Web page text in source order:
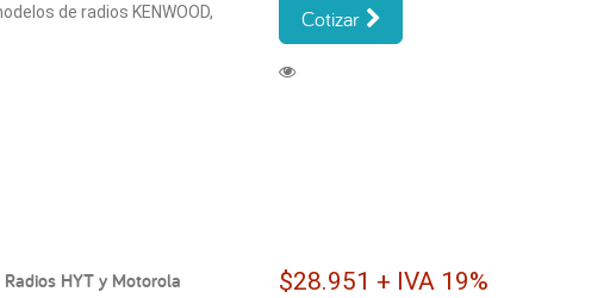
de radios KENWOOD,
Cotizar
HYT y Motorola $28.951 + IVA 19%